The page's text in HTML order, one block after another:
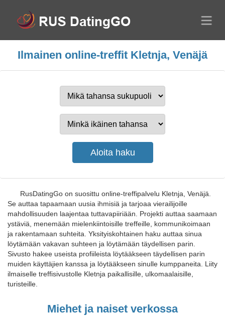
Ilmainen online-treffit Kletnja, Venäjä
RusDatingGo on suosittu online-treffipalvelu Kletnja, Venäjä.
Se auttaa tapaamaan uusia ihmisiä ja tarjoaa vierailijoille
mahdollisuuden laajentaa tuttavapiiriään. Projekti auttaa saamaan
ystäviä, menemään mielenkiintoisille treffeille, kommunikoimaan
ja rakentamaan suhteita. Yksityiskohtainen haku auttaa sinua
löytämään vakavan suhteen ja löytämään täydellisen parin.
Sivusto hakee useista profiileista löytääkseen täydellisen parin
muiden käyttäjien kanssa ja löytääkseen sinulle kumppaneita. Liity
ilmaiselle treffisivustolle Kletnja paikallisille, ulkomaalaisille,
turisteille.
Miehet ja naiset verkossa